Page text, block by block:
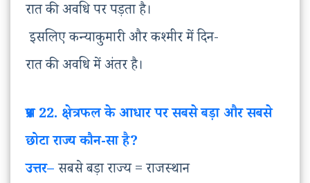
रात की अवधि पर पड़ता है।
इसलिए कन्याकुमारी और कश्मीर में दिन-
रात की अवधि में अंतर है।
प्रश्न22. क्षेत्रफलकेआधारपरसबसेबड़ाऔरसबसे
छोटाराज्यकौन-साहै?
उत्तर–सबसे बड़ा राज्य = राजस्थान